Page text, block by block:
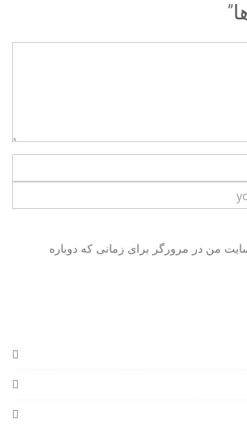
من در مرورگر برای زمانی که دوباره